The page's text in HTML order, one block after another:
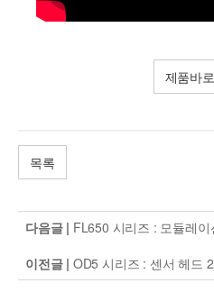
제품바
목록
다음글 | FL650 시리즈 : 모듈레
이전글 | OD5 시리즈 : 센서 헤드